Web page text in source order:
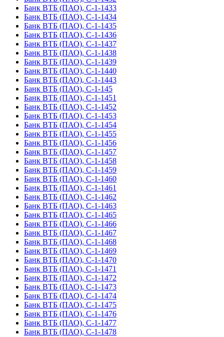
Банк ВТБ (ПАО), С-1-1433
Банк ВТБ (ПАО), С-1-1434
Банк ВТБ (ПАО), С-1-1435
Банк ВТБ (ПАО), С-1-1436
Банк ВТБ (ПАО), С-1-1437
Банк ВТБ (ПАО), С-1-1438
Банк ВТБ (ПАО), С-1-1439
Банк ВТБ (ПАО), С-1-1440
Банк ВТБ (ПАО), С-1-1443
Банк ВТБ (ПАО), С-1-145
Банк ВТБ (ПАО), С-1-1451
Банк ВТБ (ПАО), С-1-1452
Банк ВТБ (ПАО), С-1-1453
Банк ВТБ (ПАО), С-1-1454
Банк ВТБ (ПАО), С-1-1455
Банк ВТБ (ПАО), С-1-1456
Банк ВТБ (ПАО), С-1-1457
Банк ВТБ (ПАО), С-1-1458
Банк ВТБ (ПАО), С-1-1459
Банк ВТБ (ПАО), С-1-1460
Банк ВТБ (ПАО), С-1-1461
Банк ВТБ (ПАО), С-1-1462
Банк ВТБ (ПАО), С-1-1463
Банк ВТБ (ПАО), С-1-1465
Банк ВТБ (ПАО), С-1-1466
Банк ВТБ (ПАО), С-1-1467
Банк ВТБ (ПАО), С-1-1468
Банк ВТБ (ПАО), С-1-1469
Банк ВТБ (ПАО), С-1-1470
Банк ВТБ (ПАО), С-1-1471
Банк ВТБ (ПАО), С-1-1472
Банк ВТБ (ПАО), С-1-1473
Банк ВТБ (ПАО), С-1-1474
Банк ВТБ (ПАО), С-1-1475
Банк ВТБ (ПАО), С-1-1476
Банк ВТБ (ПАО), С-1-1477
Банк ВТБ (ПАО), С-1-1478